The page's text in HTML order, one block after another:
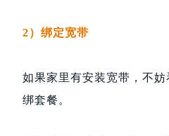
2）绑定宽带
如果家里有安装宽带，不
绑套餐。